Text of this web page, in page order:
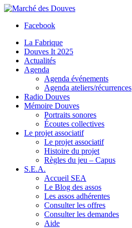
Facebook
La Fabrique
Douves It 2025
Actualités
Agenda
Agenda événements
Agenda ateliers/récurrences
Radio Douves
Mémoire Douves
Portraits sonores
Écoutes collectives
Le projet associatif
Le projet associatif
Histoire du projet
Règles du jeu – Capus
S.E.A.
Accueil SEA
Le Blog des assos
Les assos adhérentes
Consulter les offres
Consulter les demandes
Aide